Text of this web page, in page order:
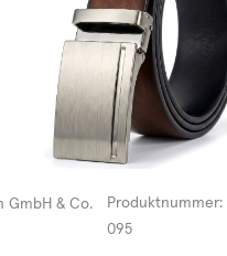
GmbH & Co.
Produktnummer:
095